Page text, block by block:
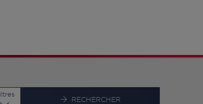
RECHERCHER